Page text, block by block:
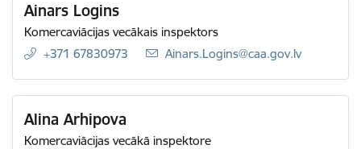
Ainars Logins
Komercaviācijas vecākais inspektors
+371 67830973
E-pasts:
Ainars.Logins@caa.gov.lv
Alina Arhipova
Komercaviācijas vecākā inspektore